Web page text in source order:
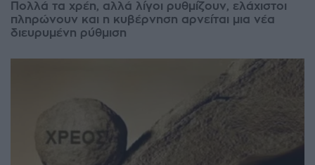
Πολλά τα χρέη, αλλά λίγοι ρυθμίζουν, ελάχιστοι
πληρώνουν και η κυβέρνηση αρνείται μια νέα
διευρυμένη ρύθμιση